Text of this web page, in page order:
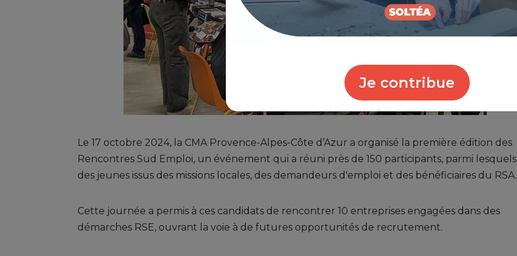
Je contribue
Le 17 octobre 2024, la CMA Provence-Alpes-Côte d’Azur a organisé la première édition des
Rencontres Sud Emploi, un événement qui a réuni près de 150 participants, parmi lesquels
des jeunes issus des missions locales, des demandeurs d'emploi et des bénéficiaires du RSA.
Cette journée a permis à ces candidats de rencontrer 10 entreprises engagées dans des
démarches RSE, ouvrant la voie à de futures opportunités de recrutement.